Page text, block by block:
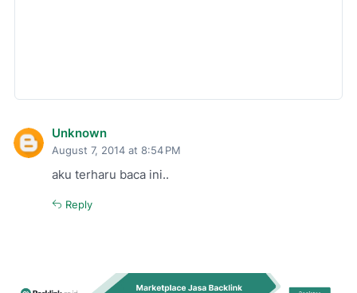
Unknown
August 7, 2014 at 8:54 PM
aku terharu baca ini..
Reply